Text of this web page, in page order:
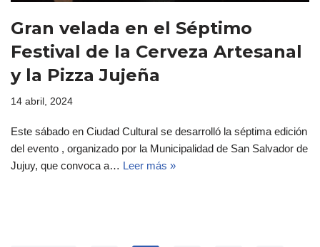
Gran velada en el Séptimo
Festival de la Cerveza Artesanal
y la Pizza Jujeña
14 abril, 2024
Este sábado en Ciudad Cultural se desarrolló la séptima edición
del evento , organizado por la Municipalidad de San Salvador de
Jujuy, que convoca a… Leer más »